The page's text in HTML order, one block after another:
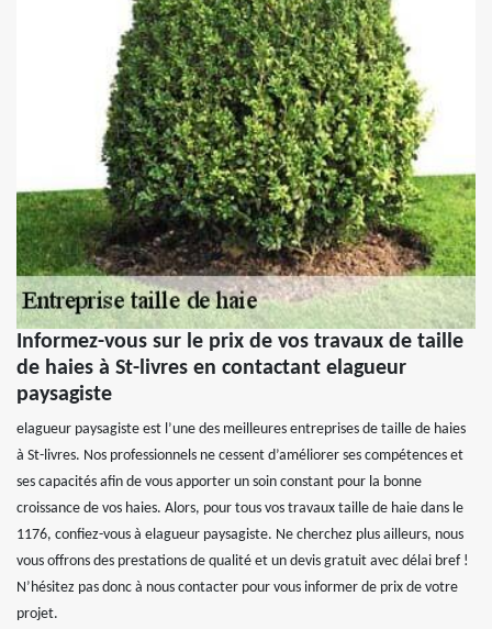
Informez-vous sur le prix de vos travaux de taille
de haies à St-livres en contactant elagueur
paysagiste
elagueur paysagiste est l’une des meilleures entreprises de taille de haies
à St-livres. Nos professionnels ne cessent d’améliorer ses compétences et
ses capacités afin de vous apporter un soin constant pour la bonne
croissance de vos haies. Alors, pour tous vos travaux taille de haie dans le
1176, confiez-vous à elagueur paysagiste. Ne cherchez plus ailleurs, nous
vous offrons des prestations de qualité et un devis gratuit avec délai bref !
N’hésitez pas donc à nous contacter pour vous informer de prix de votre
projet.